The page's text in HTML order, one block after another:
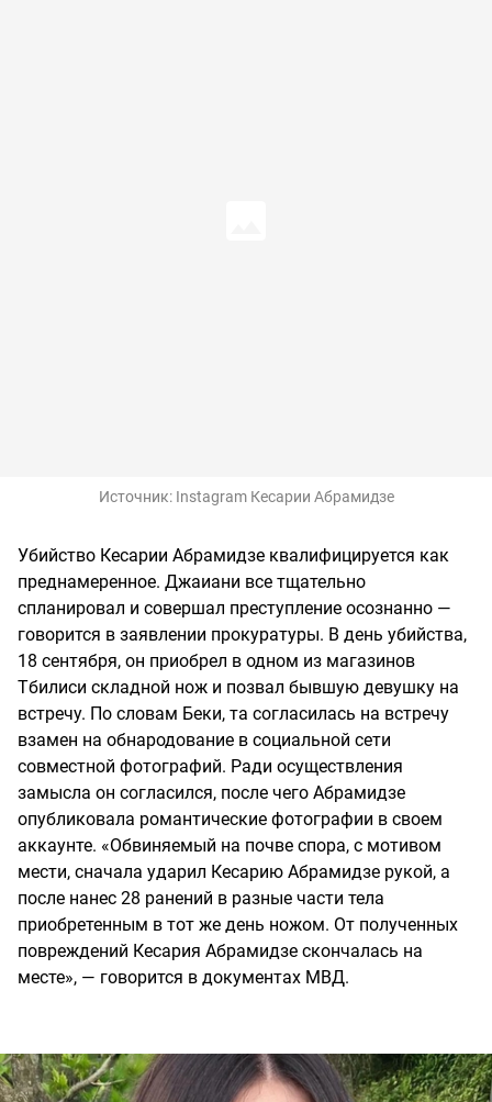
Источник: Instagram Кесарии Абрамидзе
Убийство Кесарии Абрамидзе квалифицируется как
преднамеренное. Джаиани все тщательно
спланировал и совершал преступление осознанно —
говорится в заявлении прокуратуры. В день убийства,
18 сентября, он приобрел в одном из магазинов
Тбилиси складной нож и позвал бывшую девушку на
встречу. По словам Беки, та согласилась на встречу
взамен на обнародование в социальной сети
совместной фотографий. Ради осуществления
замысла он согласился, после чего Абрамидзе
опубликовала романтические фотографии в своем
аккаунте. «Обвиняемый на почве спора, с мотивом
мести, сначала ударил Кесарию Абрамидзе рукой, а
после нанес 28 ранений в разные части тела
приобретенным в тот же день ножом. От полученных
повреждений Кесария Абрамидзе скончалась на
месте», — говорится в документах МВД.